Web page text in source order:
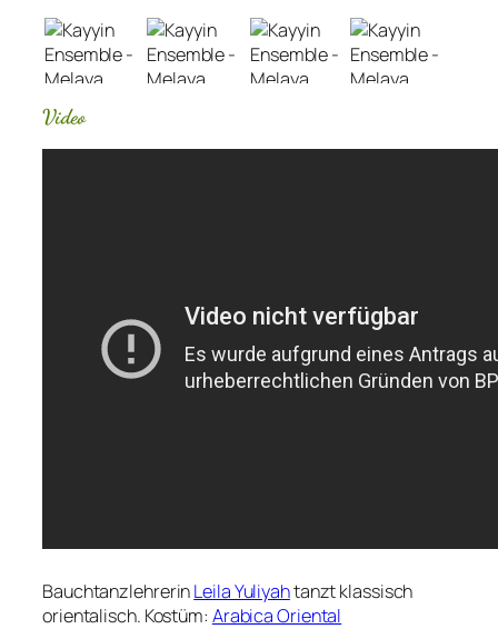
Video
BauchtanzlehrerinLeila Yuliyahtanzt klassisch
orientalisch. Kostüm: Arabica Oriental